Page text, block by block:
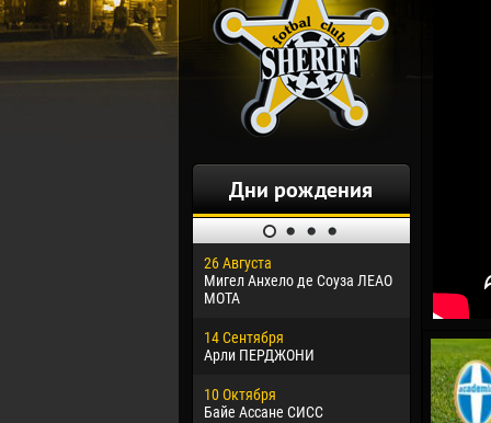
Дни рождения
26 Августа
Мигел Анхело де Соуза ЛЕАО
МОТА
14 Сентября
Арли ПЕРДЖОНИ
10 Октября
Байе Ассане СИСС
Дорасо
24 Февраля
02 Марта